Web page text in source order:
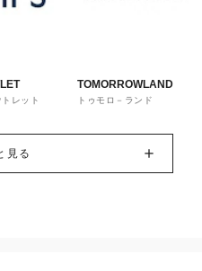
レット
TOMORROWLAND
トゥモロ－ランド
見る